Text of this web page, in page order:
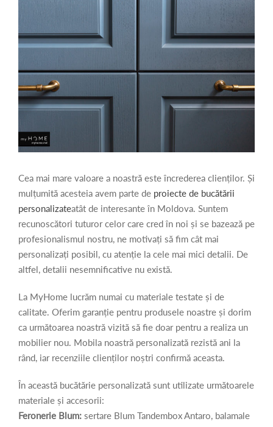
Cea mai mare valoare a noastră este încrederea clienților. Și
mulțumită acesteia avem parte de proiecte de bucătării
personalizateatât de interesante în Moldova. Suntem
recunoscători tuturor celor care cred în noi și se bazează pe
profesionalismul nostru, ne motivați să fim cât mai
personalizați posibil, cu atenție la cele mai mici detalii. De
altfel, detalii nesemnificative nu există.
La MyHome lucrăm numai cu materiale testate și de
calitate. Oferim garanție pentru produsele noastre și dorim
ca următoarea noastră vizită să fie doar pentru a realiza un
mobilier nou. Mobila noastră personalizată rezistă ani la
rând, iar recenziile clienților noștri confirmă aceasta.
În această bucătărie personalizată sunt utilizate următoarele
materiale și accesorii:
Feronerie Blum: sertare Blum Tandembox Antaro, balamale